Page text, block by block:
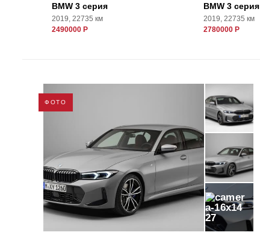
BMW 3 серия
2019, 22735 км
2490000 Р
BMW 3 серия
2019, 22735 км
2780000 Р
ФОТО
27